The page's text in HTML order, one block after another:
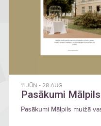
11 JŪN - 28 AUG
Pasākumi
Pasākumi Mālpils muižā